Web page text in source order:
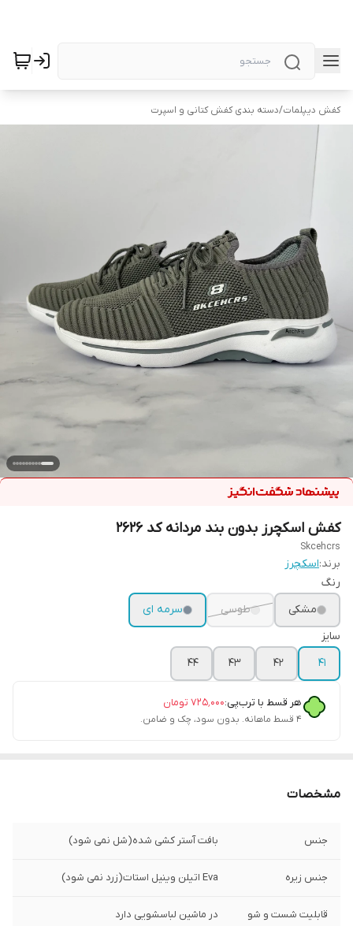
کفش دیپلمات/دسته بندی کفش کتانی و اسپرت
کفش اسکچرز بدون بند مردانه کد ۲۶۲۶
Skcehcrs
برند:اسکچرز
رنگ
مشکی
طوسی
سرمه ای
سایز
۴۱
۴۲ ۴۳ ۴۴
هر قسط با ترب‌پی:۷۲۵٬۰۰۰ تومان
۴ قسط ماهانه. بدون سود، چک و ضامن.
مشخصات
جنس بافت آستر کشی شده(شل نمی شود)
جنس زیره Eva اتیلن وینیل استات(زرد نمی شود)
قابلیت شست و شو در ماشین لباسشویی دارد